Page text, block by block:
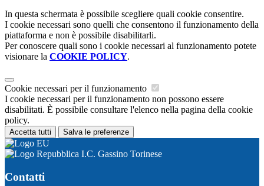
In questa schermata è possibile scegliere quali cookie consentire.
I cookie necessari sono quelli che consentono il funzionamento della
piattaforma e non è possibile disabilitarli.
Per conoscere quali sono i cookie necessari al funzionamento potete
visionare la COOKIE POLICY.
Cookie necessari per il funzionamento
I cookie necessari per il funzionamento non possono essere
disabilitati. È possibile consultare l'elenco nella pagina della cookie
policy.
Accetta tutti Salva le preferenze
I.C. Gassino Torinese
Contatti